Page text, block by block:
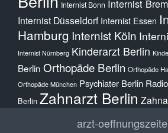
Internist Bonn Internist
Internist Düsseldorf Internist Essen
Hamburg Internist Köln
Internist Nürnberg Kinderarzt Berlin
Berlin Orthopäde Berlin Orthopäde
Orthopäde München Psychiater Berlin
Berlin Zahnarzt Berlin
arzt-